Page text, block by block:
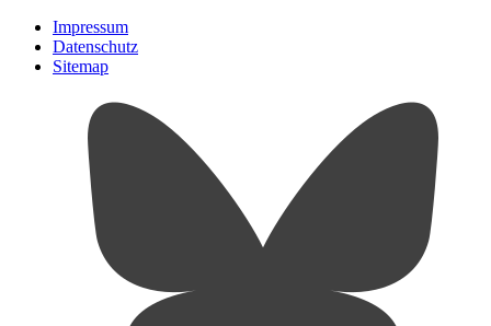
Impressum
Datenschutz
Sitemap